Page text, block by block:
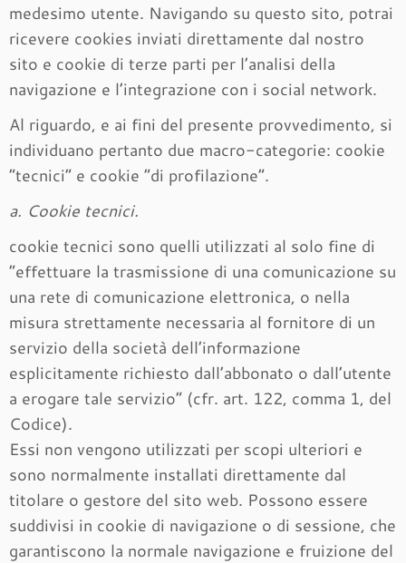
medesimo utente. Navigando su questo sito, potrai
ricevere cookies inviati direttamente dal nostro
sito e cookie di terze parti per l’analisi della
navigazione e l’integrazione con i social network.
Al riguardo, e ai fini del presente provvedimento, si
individuano pertanto due macro-categorie: cookie
“tecnici” e cookie “di profilazione”.
a. Cookie tecnici.
cookie tecnici sono quelli utilizzati al solo fine di
“effettuare la trasmissione di una comunicazione su
una rete di comunicazione elettronica, o nella
misura strettamente necessaria al fornitore di un
servizio della società dell’informazione
esplicitamente richiesto dall’abbonato o dall’utente
a erogare tale servizio” (cfr. art. 122, comma 1, del
Codice).
Essi non vengono utilizzati per scopi ulteriori e
sono normalmente installati direttamente dal
titolare o gestore del sito web. Possono essere
suddivisi in cookie di navigazione o di sessione, che
garantiscono la normale navigazione e fruizione del